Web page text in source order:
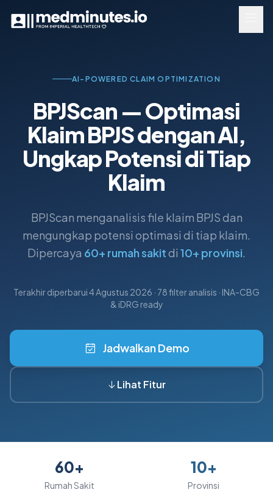
AI-POWERED CLAIM OPTIMIZATION
BPJScan — Optimasi
Klaim BPJS dengan AI,
Ungkap Potensi di Tiap
Klaim
BPJScan menganalisis file klaim BPJS dan
mengungkap potensi optimasi di tiap klaim.
Dipercaya 60+ rumah sakitdi 10+ provinsi
Terakhir diperbarui4 Agustus 2026 · 78 filter analisis · INA-CBG
& iDRG ready
Jadwalkan Demo
Lihat Fitur
60+
Rumah Sakit
10+
Provinsi